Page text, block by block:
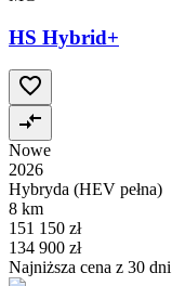
HS Hybrid+
Nowe
2026
Hybryda (HEV pełna)
8 km
151 150 zł
134 900 zł
Najniższa cena z 30 dni